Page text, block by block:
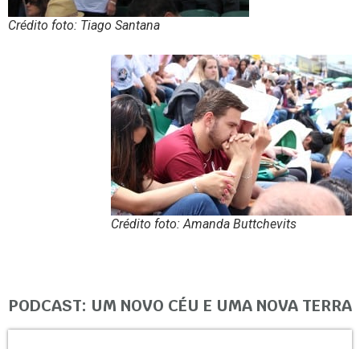
Crédito foto: Tiago Santana
Crédito foto: Amanda Buttchevits
PODCAST: UM NOVO CÉU E UMA NOVA TERRA